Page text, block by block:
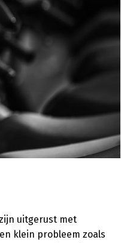
uitgerust met
klein probleem zoals